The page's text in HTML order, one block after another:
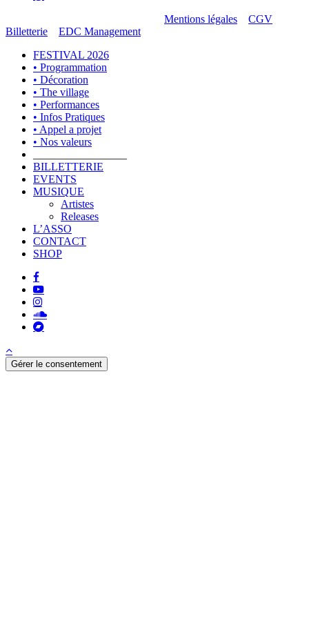
Mentions légales
CGV
Billetterie
EDC Management
Close
Menu
FESTIVAL 2026
• Programmation
• Décoration
• The village
• Performances
• Infos Pratiques
• Appel a projet
• Nos valeurs
BILLETTERIE
EVENTS
MUSIQUE
Artistes
Releases
L’ASSO
CONTACT
SHOP
facebook
youtube
instagram
soundcloud
bandcamp
Gérer le consentement